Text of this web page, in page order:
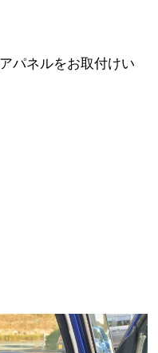
パネルをお取付けい